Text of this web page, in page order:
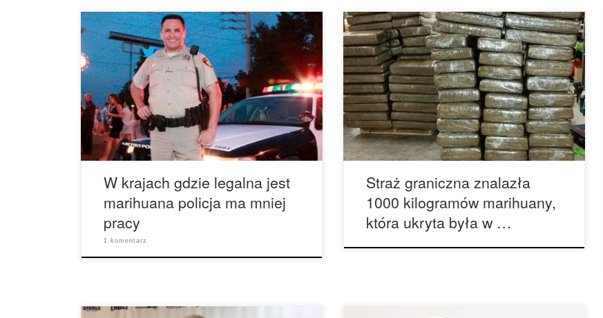
Policja na całym świecie spotyka się z
niebezpiecznymi sytuacjami każdego dnia.
Jednak w państwach, gdzie istnieją przepisy o
legalnym wykorzystaniu cannabis, policja
dostrzegła ulgę w co najmniej jednym obszarze
codziennej walki. Prawa legalizacyjne pomagają
złagodzić papierkową robotę i zapewniają więcej
czasu na rozwiązywanie poważnych naruszeń.
Nowe badania wykazały skuteczność legalizacji
[…]
W krajach gdzie legalna jest
marihuana policja ma mniej
pracy
1 komentarz
Dowody wskazują, że legalizacja marihuany w
USA pomaga zakończyć działalność
meksykańskich karteli narkotykowych, które
utrzymują się z przemytu marihuany za granicę.
Jednak nie powstrzymało to 34 – letniego
mężczyzny od próby ukrycia ponad 1000
kilogramów marihuany w przesyłce handlowej
stoisk telewizyjnych. Funkcjonariusze pracujący
w Veterans International Bridge w Brownsville,
Texas […]
Straż graniczna znalazła
1000 kilogramów marihuany,
która ukryta była w …